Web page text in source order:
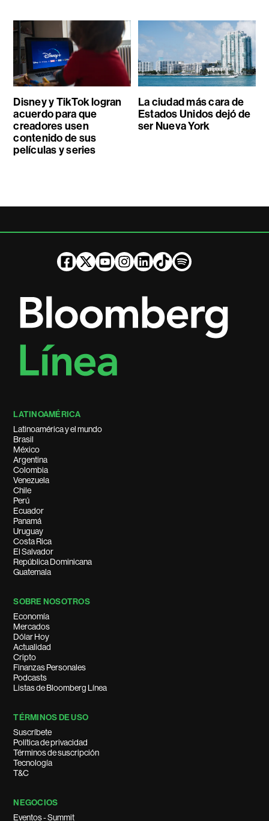
Disney y TikTok logran
acuerdo para que
creadores usen
contenido de sus
películas y series
La ciudad más cara de
Estados Unidos dejó de
ser Nueva York
LATINOAMÉRICA
Latinoamérica y el mundo
Brasil
México
Argentina
Colombia
Venezuela
Chile
Perú
Ecuador
Panamá
Uruguay
Costa Rica
El Salvador
República Dominicana
Guatemala
SOBRE NOSOTROS
Economía
Mercados
Dólar Hoy
Actualidad
Cripto
Finanzas Personales
Podcasts
Listas de Bloomberg Línea
TÉRMINOS DE USO
Suscríbete
Política de privacidad
Términos de suscripción
Tecnología
T&C
NEGOCIOS
Eventos - Summit